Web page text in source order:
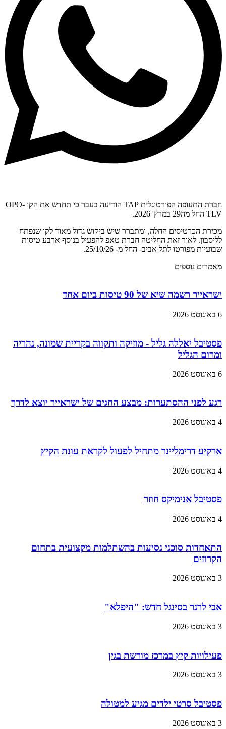
חברת התעופה הפורטוגלית TAP הודיעה בעבר כי תחדש את הקו OPO-
TLV החל מה29 במרץ' 2026.
מכירת הכרטיסים החלה, ומתברר שיש ביקוש גדול מאוד לקו שנפתח
לליסבון. לאור זאת החליטה חברת טאפ להפעיל בנוסף ארבע טיסות
שבועיות מפורטו לתל אביב- החל מ- 25/10/26.
מאמרים נוספים
ישראייר רשמה שיא של 90 טיסות ביום אחד
6 באוגוסט 2026
פסטיבל יאללה גליל - מוזיקה ותקווה בקריית שמונה, נהריה
ומרום הגליל
6 באוגוסט 2026
רגע לפני ההסתערות: מבצע החגים של ישראייר יוצא לדרך
4 באוגוסט 2026
ארקיע דרימליינר מתחיל לפעול לקראת עונת הקיץ
4 באוגוסט 2026
פסטיבל אנימיקס חוזר
4 באוגוסט 2026
התאחדות סוכני נסיעות בהשתלמות מקצועית בתחום
הקרוזים
3 באוגוסט 2026
אבי לרנר בסינגל חדש: "היפלא"
3 באוגוסט 2026
פעילויות קיץ במרכז מורשת בגין
3 באוגוסט 2026
פסטיבל סרטי ילדים מגיע למטולה
3 באוגוסט 2026